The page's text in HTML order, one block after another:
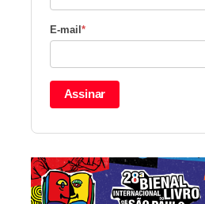
E-mail *
Assinar